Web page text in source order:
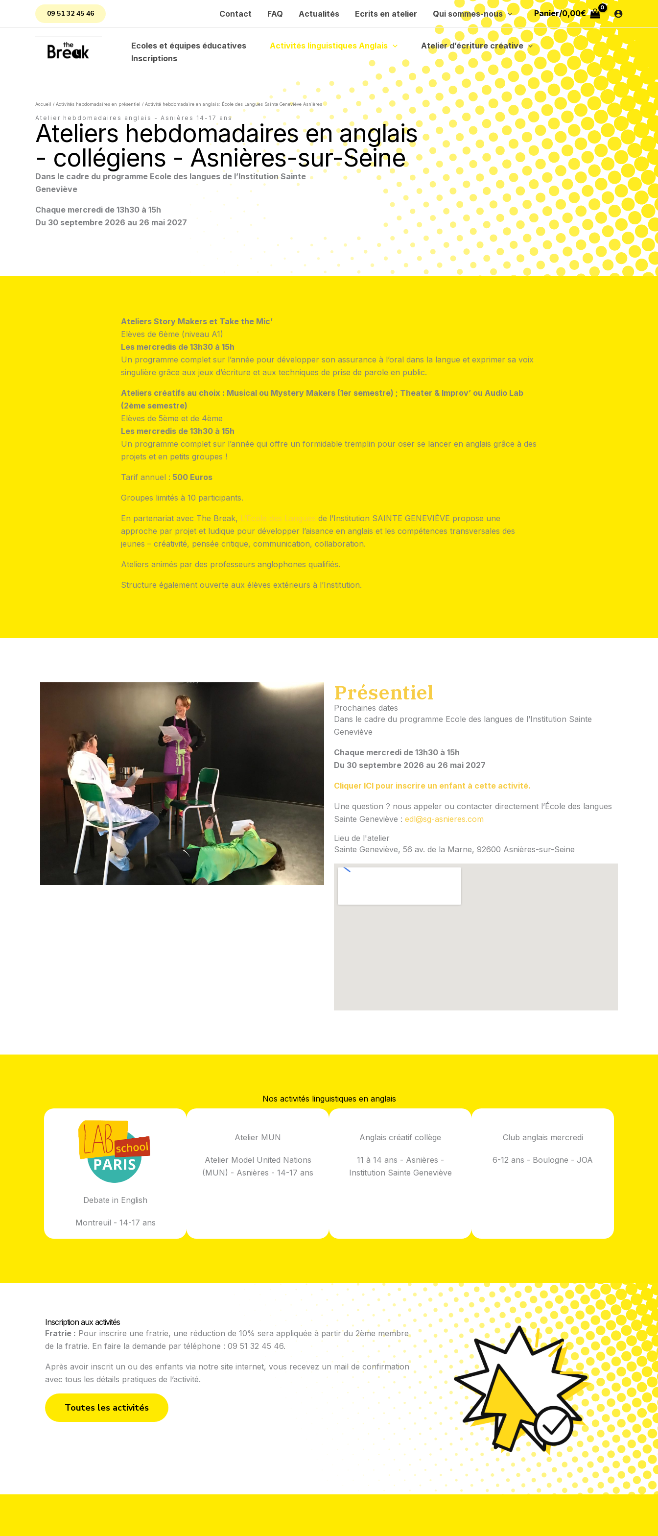
09 51 32 45 46 Contact FAQ Actualités Ecrits en atelier Qui sommes-nous Panier/0,00€
Ecoles et équipes éducatives Activités linguistiques Anglais
Atelier d’écriture créative
Inscriptions
Accueil / Activités hebdomadaires en présentiel / Activité hebdomadaire en anglais: École des Langues Sainte Geneviève Asnières
Atelier hebdomadaires anglais - Asnières 14-17 ans
Ateliers hebdomadaires en anglais
- collégiens - Asnières-sur-Seine
Dans le cadre du programme Ecole des langues de l’Institution Sainte
Geneviève
Chaque mercredi de 13h30 à 15h
Du 30 septembre 2026 au 26 mai 2027
Ateliers Story Makers et Take the Mic’
Elèves de 6ème (niveau A1)
Les mercredis de 13h30 à 15h
Un programme complet sur l’année pour développer son assurance à l’oral dans la langue et exprimer sa voix
singulière grâce aux jeux d’écriture et aux techniques de prise de parole en public.
Ateliers créatifs au choix : Musical ou Mystery Makers (1er semestre) ; Theater & Improv’ ou Audio Lab
(2ème semestre)
Elèves de 5ème et de 4ème
Les mercredis de 13h30 à 15h
Un programme complet sur l’année qui offre un formidable tremplin pour oser se lancer en anglais grâce à des
projets et en petits groupes !
Tarif annuel : 500 Euros
Groupes limités à 10 participants.
En partenariat avec The Break, L’Ecole des Langues de l’Institution SAINTE GENEVIÈVE propose une
approche par projet et ludique pour développer l’aisance en anglais et les compétences transversales des
jeunes – créativité, pensée critique, communication, collaboration.
Ateliers animés par des professeurs anglophones qualifiés.
Structure également ouverte aux élèves extérieurs à l’Institution.
Présentiel
Prochaines dates
Dans le cadre du programme Ecole des langues de l’Institution Sainte
Geneviève
Chaque mercredi de 13h30 à 15h
Du 30 septembre 2026 au 26 mai 2027
Cliquer ICI pour inscrire un enfant à cette activité.
Une question ? nous appeler ou contacter directement l’École des langues
Sainte Geneviève : edl@sg-asnieres.com
Lieu de l'atelier
Sainte Geneviève, 56 av. de la Marne, 92600 Asnières-sur-Seine
Nos activités linguistiques en anglais
Debate in English
Montreuil - 14-17 ans
Atelier MUN
Atelier Model United Nations
(MUN) - Asnières - 14-17 ans
Anglais créatif collège
11 à 14 ans - Asnières -
Institution Sainte Geneviève
Club anglais mercredi
6-12 ans - Boulogne - JOA
Inscription aux activités
Fratrie : Pour inscrire une fratrie, une réduction de 10% sera appliquée à partir du 2ème membre
de la fratrie. En faire la demande par téléphone : 09 51 32 45 46.
Après avoir inscrit un ou des enfants via notre site internet, vous recevez un mail de confirmation
avec tous les détails pratiques de l’activité.
Toutes les activités